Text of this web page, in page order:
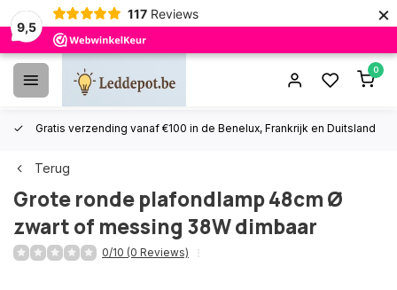
9,5
117 Reviews ×
0
Gratis verzending vanaf €100 in de Benelux, Frankrijk en Duitsland
Terug
Grote ronde plafondlamp 48cm Ø
zwart of messing 38W dimbaar
0/10 (0 Reviews)